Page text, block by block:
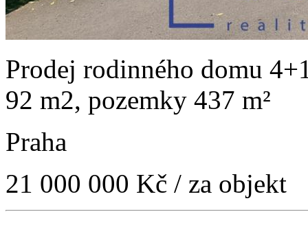
Prodej rodinného domu
92 m2, pozemky 437 m²
Praha
21 000 000 Kč / za objekt